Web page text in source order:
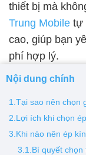
Pin
Vỏ
thiết bị mà
Trung Mobile tự
cao, giúp bạn
phí hợp lý.
Nội dung chính
1.Tại sao nên chọn
2.Lợi ích khi chọn
3.Khi nào nên ép
3.1.Bí quyết